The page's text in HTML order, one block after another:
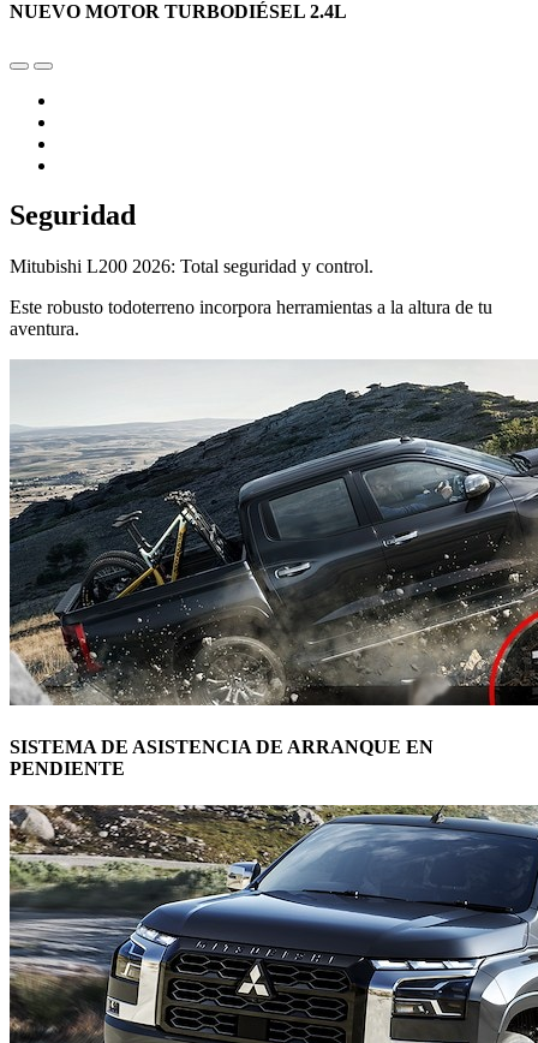
NUEVO MOTOR TURBODIÉSEL 2.4L
Seguridad
Mitubishi L200 2026: Total seguridad y control.
Este robusto todoterreno incorpora herramientas a la altura de tu
aventura.
SISTEMA DE ASISTENCIA DE ARRANQUE EN
PENDIENTE